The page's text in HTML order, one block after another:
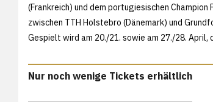
(Frankreich) und dem portugiesischen Champion
zwischen TTH Holstebro (Dänemark) und
Gespielt wird am 20./21. sowie am 27./28. April,
Nur noch wenige Tickets erhältlich